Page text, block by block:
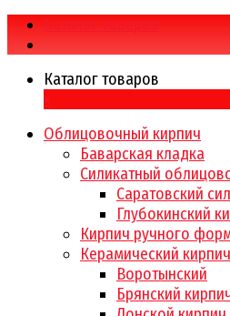
Каталог товаров
Каталог товаров
×
Облицовочный кирпич
Баварская кладка
Силикатный
Саратовский
Глубокинский
Кирпич ручного
Керамический кирпич
Воротынский
Брянский